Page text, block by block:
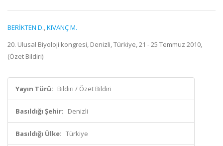
BERİKTEN D.,KIVANÇ M.
20. Ulusal Biyoloji kongresi, Denizli, Türkiye, 21 - 25 Temmuz 2010,
(Özet Bildiri)
Yayın Türü: Bildiri / Özet Bildiri
Basıldığı Şehir: Denizli
Basıldığı Ülke: Türkiye